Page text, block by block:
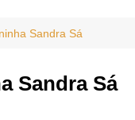
Sandra Sá
Sandra Sá